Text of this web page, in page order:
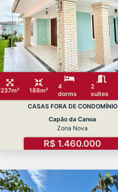
237m² 186m²
4
dorms
2
suítes
CASAS FORA DE CONDOMÍNIO
Capão da Canoa
Zona Nova
R$ 1.460.000